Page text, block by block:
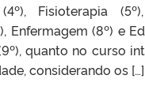
Fisioterapia
Enfermagem (8º) e
quanto no curso
considerando os […]